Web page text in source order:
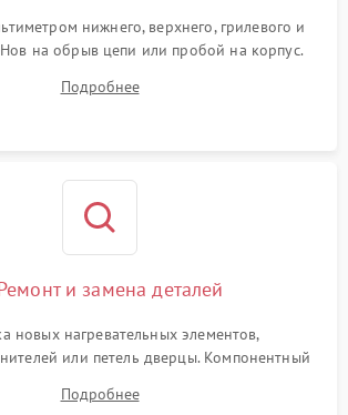
нижнего, верхнего, грилевого и
на обрыв цепи или пробой на корпус.
термостата, датчиков температуры,
режимов и мотора конвекции.
Подробнее
и замена деталей
новых нагревательных элементов,
или петель дверцы. Компонентный
восстановление контактов и замена
Подробнее